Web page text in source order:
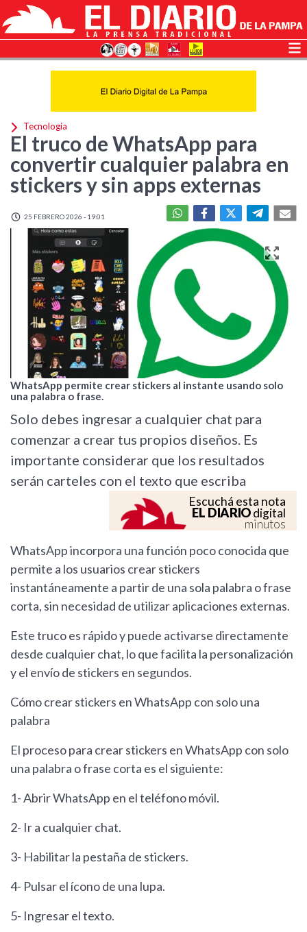
Tecnologia
El truco de WhatsApp para
convertir cualquier palabra en
stickers y sin apps externas
25 FEBRERO 2026 - 19:01
WhatsApp permite crear stickers al instante usando solo
una palabra o frase.
Solo debes ingresar a cualquier chat para
comenzar a crear tus propios diseños. Es
importante considerar que los resultados
serán carteles con el texto que escriba
Escuchá esta nota
EL DIARIOdigital
minutos
WhatsApp incorpora una función poco conocida que
permite a los usuarios crear stickers
instantáneamente a partir de una sola palabra o frase
corta, sin necesidad de utilizar aplicaciones externas.
Este truco es rápido y puede activarse directamente
desde cualquier chat, lo que facilita la personalización
y el envío de stickers en segundos.
Cómo crear stickers en WhatsApp con solo una
palabra
El proceso para crear stickers en WhatsApp con solo
una palabra o frase corta es el siguiente:
1- Abrir WhatsApp en el teléfono móvil.
2- Ir a cualquier chat.
3- Habilitar la pestaña de stickers.
4- Pulsar el ícono de una lupa.
5- Ingresar el texto.